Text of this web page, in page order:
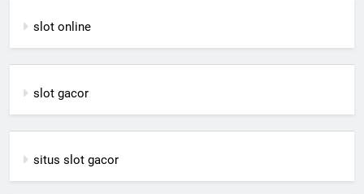
slot online
slot gacor
situs slot gacor